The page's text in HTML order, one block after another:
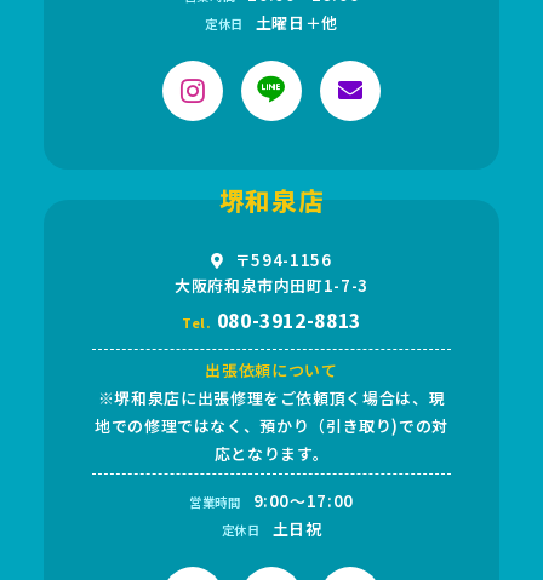
定休日 土曜日＋他
堺和泉店
〒594-1156
大阪府和泉市内田町1-7-3
Tel. 080-3912-8813
出張依頼について
※堺和泉店に出張修理をご依頼頂く場合は、現
地での修理ではなく、預かり（引き取り)での対
応となります。
営業時間 9:00～17:00
定休日 土日祝